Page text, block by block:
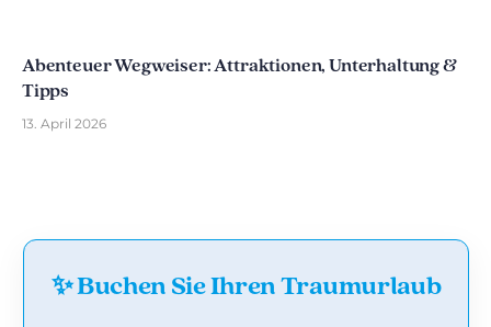
Abenteuer Wegweiser: Attraktionen, Unterhaltung &
Tipps
13. April 2026
✨ Buchen Sie Ihren Traumurlaub